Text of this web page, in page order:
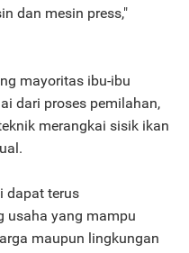
dan mesin press,"
mayoritas ibu-ibu
dari proses pemilahan,
merangkai sisik ikan
dapat terus
usaha yang mampu
maupun lingkungan